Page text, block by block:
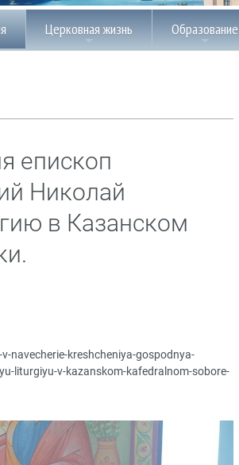
Церковная жизнь Образование
епископ
Николай
в Казанском
navecherie-kreshcheniya-gospodnya-
liturgiyu-v-kazanskom-kafedralnom-sobore-